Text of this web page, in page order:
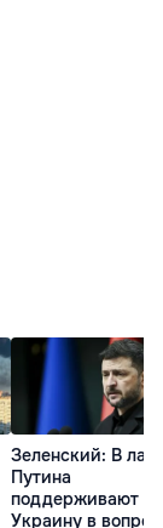
Зеленский: В
Путина
поддерживают
Украину в